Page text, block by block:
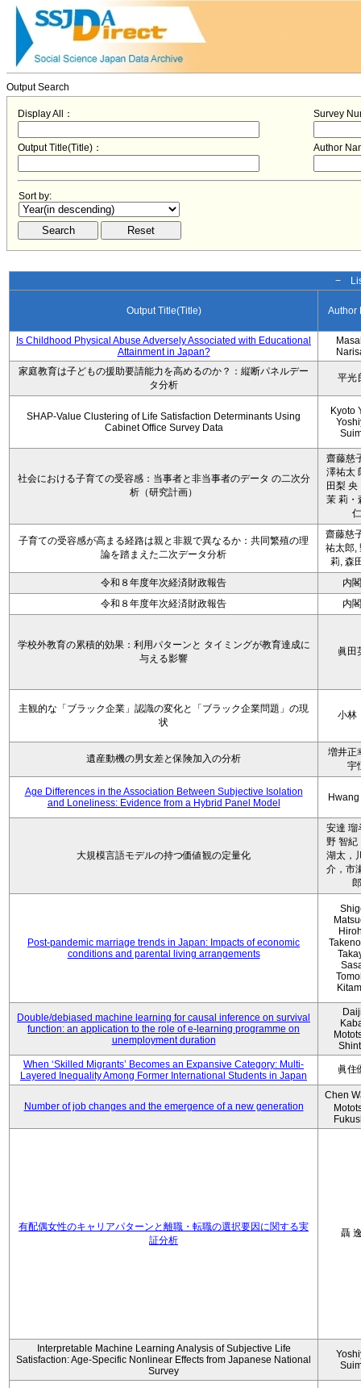
Output Search
Display All： Survey
Output Title(Title)： Author
Sort by:
−
Output Title(Title) Author
Is Childhood Physical Abuse Adversely Associated with Educational
Attainment in Japan?
家庭教育は子どもの援助要請能力を高めるのか？：縦断パネルデー
タ分析
平光
SHAP-Value Clustering of Life Satisfaction Determinants Using
Cabinet Office Survey Data
Kyoto
社会における子育ての受容感：当事者と非当事者のデータ の二次分
析（研究計画）
齋藤慈
澤祐太
田梨 央
茉 莉・
仁
子育ての受容感が高まる経路は親と非親で異なるか：共同繁殖の理
論を踏まえた二次データ分析
齋藤慈
祐太郎,
莉, 森
令和８年度年次経済財政報告
内
令和８年度年次経済財政報告
内
学校外教育の累積的効果：利用パターンと タイミングが教育達成に
与える影響
眞田
主観的な「ブラック企業」認識の変化と「ブラック企業問題」の現
状
小
遺産動機の男女差と保険加入の分析
増井正
宇
Age Differences in the Association Between Subjective Isolation
and Loneliness: Evidence from a Hybrid Panel Model
大規模言語モデルの持つ価値観の定量化
安達 瑠
野 智紀
湖太，
介，市
郎
Post-pandemic marriage trends in Japan: Impacts of economic
conditions and parental living arrangements
Double/debiased machine learning for causal inference on survival
function: an application to the role of e-learning programme on
unemployment duration
When ‘Skilled Migrants’ Becomes an Expansive Category: Multi-
Layered Inequality Among Former International Students in Japan
眞住
Number of job changes and the emergence of a new generation
Chen
有配偶女性のキャリアパターンと離職・転職の選択要因に関する実
証分析
聶
Interpretable Machine Learning Analysis of Subjective Life
Satisfaction: Age-Specific Nonlinear Effects from Japanese National
Survey